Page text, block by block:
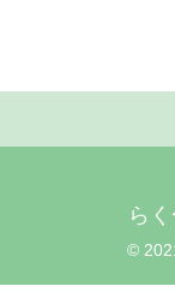
ら
©